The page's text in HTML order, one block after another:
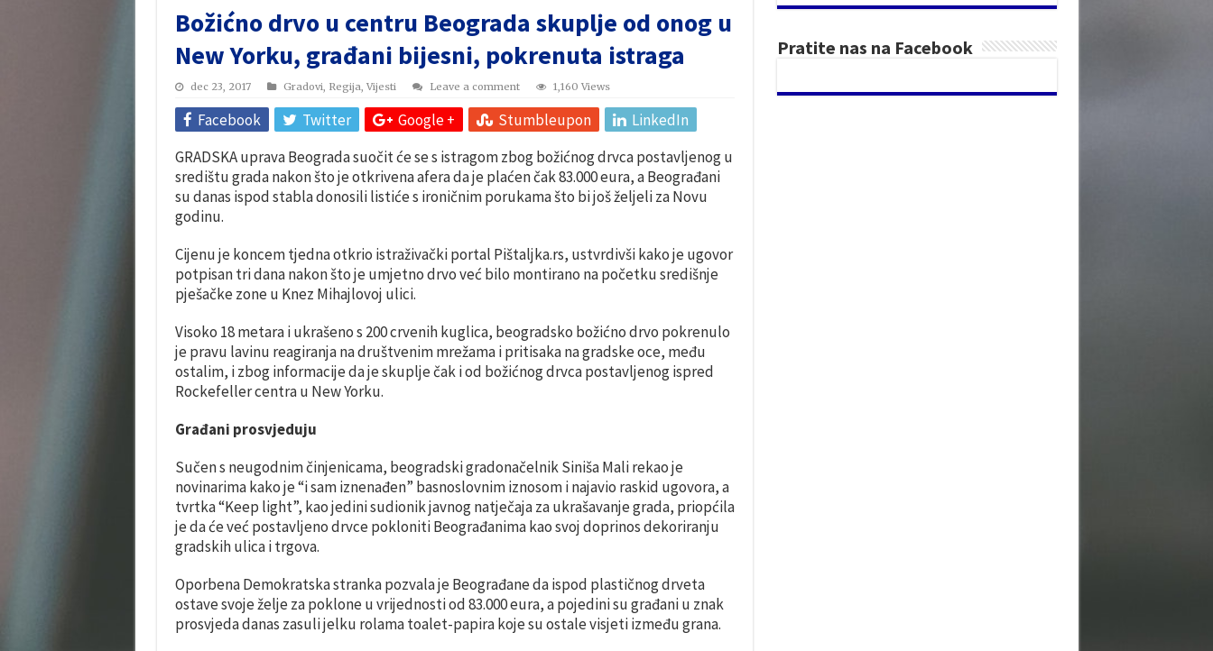
Božićno drvo u centru Beograda skuplje od onog u
New Yorku, građani bijesni, pokrenuta istraga
dec 23, 2017 Gradovi, Regija, Vijesti Leave a comment 1,160 Views
Facebook Twitter Google + Stumbleupon
LinkedIn
GRADSKA uprava Beograda suočit će se s istragom zbog božićnog drvca postavljenog u
središtu grada nakon što je otkrivena afera da je plaćen čak 83.000 eura, a Beograđani
su danas ispod stabla donosili listiće s ironičnim porukama što bi još željeli za Novu
godinu.
Cijenu je koncem tjedna otkrio istraživački portal Pištaljka.rs, ustvrdivši kako je ugovor
potpisan tri dana nakon što je umjetno drvo već bilo montirano na početku središnje
pješačke zone u Knez Mihajlovoj ulici.
Visoko 18 metara i ukrašeno s 200 crvenih kuglica, beogradsko božićno drvo pokrenulo
je pravu lavinu reagiranja na društvenim mrežama i pritisaka na gradske oce, među
ostalim, i zbog informacije da je skuplje čak i od božićnog drvca postavljenog ispred
Rockefeller centra u New Yorku.
Građani prosvjeduju
Sučen s neugodnim činjenicama, beogradski gradonačelnik Siniša Mali rekao je
novinarima kako je “i sam iznenađen” basnoslovnim iznosom i najavio raskid ugovora, a
tvrtka “Keep light”, kao jedini sudionik javnog natječaja za ukrašavanje grada, priopćila
je da će već postavljeno drvce pokloniti Beograđanima kao svoj doprinos dekoriranju
gradskih ulica i trgova.
Oporbena Demokratska stranka pozvala je Beograđane da ispod plastičnog drveta
ostave svoje želje za poklone u vrijednosti od 83.000 eura, a pojedini su građani u znak
prosvjeda danas zasuli jelku rolama toalet-papira koje su ostale visjeti između grana.
Pratite nas na Facebook